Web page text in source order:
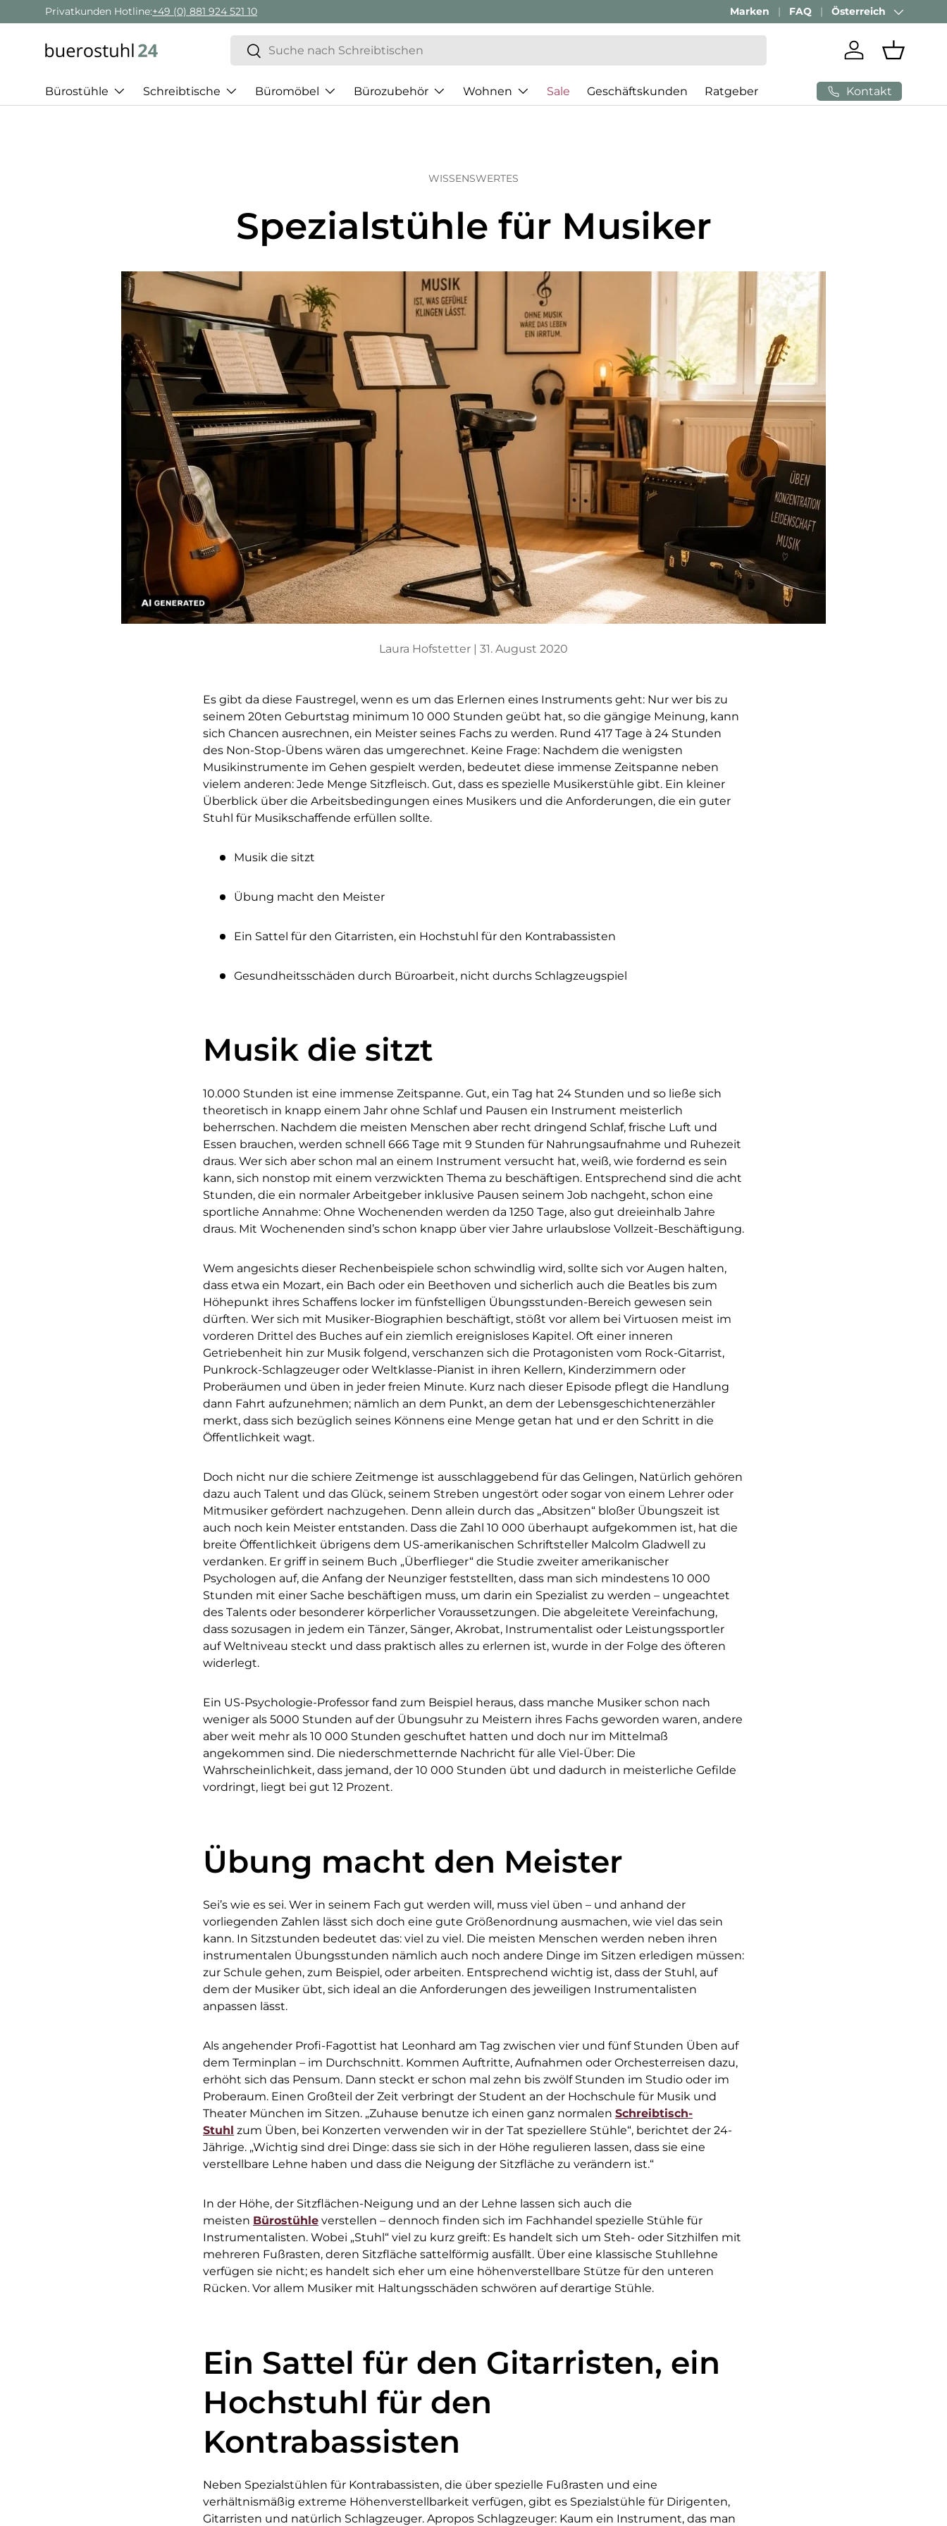
Direkt zum Inhalt
Privatkunden Hotline:+49 (0) 881 924 521 10 Marken FAQ Land/Region
Österreich
Suchen
Suchen
Einloggen
Bürostühle Schreibtische Büromöbel Bürozubehör Wohnen Sale Geschäftskunden Ratgeber Kontakt
WISSENSWERTES
Spezialstühle für Musiker
Laura Hofstetter | 31. August 2020
Es gibt da diese Faustregel, wenn es um das Erlernen eines Instruments geht: Nur wer bis zu
seinem 20ten Geburtstag minimum 10 000 Stunden geübt hat, so die gängige Meinung, kann
sich Chancen ausrechnen, ein Meister seines Fachs zu werden. Rund 417 Tage à 24 Stunden
des Non-Stop-Übens wären das umgerechnet. Keine Frage: Nachdem die wenigsten
Musikinstrumente im Gehen gespielt werden, bedeutet diese immense Zeitspanne neben
vielem anderen: Jede Menge Sitzfleisch. Gut, dass es spezielle Musikerstühle gibt. Ein kleiner
Überblick über die Arbeitsbedingungen eines Musikers und die Anforderungen, die ein guter
Stuhl für Musikschaffende erfüllen sollte.
Musik die sitzt
Übung macht den Meister
Ein Sattel für den Gitarristen, ein Hochstuhl für den Kontrabassisten
Gesundheitsschäden durch Büroarbeit, nicht durchs Schlagzeugspiel
Musik die sitzt
10.000 Stunden ist eine immense Zeitspanne. Gut, ein Tag hat 24 Stunden und so ließe sich
theoretisch in knapp einem Jahr ohne Schlaf und Pausen ein Instrument meisterlich
beherrschen. Nachdem die meisten Menschen aber recht dringend Schlaf, frische Luft und
Essen brauchen, werden schnell 666 Tage mit 9 Stunden für Nahrungsaufnahme und Ruhezeit
draus. Wer sich aber schon mal an einem Instrument versucht hat, weiß, wie fordernd es sein
kann, sich nonstop mit einem verzwickten Thema zu beschäftigen. Entsprechend sind die acht
Stunden, die ein normaler Arbeitgeber inklusive Pausen seinem Job nachgeht, schon eine
sportliche Annahme: Ohne Wochenenden werden da 1250 Tage, also gut dreieinhalb Jahre
draus. Mit Wochenenden sind’s schon knapp über vier Jahre urlaubslose Vollzeit-Beschäftigung.
Wem angesichts dieser Rechenbeispiele schon schwindlig wird, sollte sich vor Augen halten,
dass etwa ein Mozart, ein Bach oder ein Beethoven und sicherlich auch die Beatles bis zum
Höhepunkt ihres Schaffens locker im fünfstelligen Übungsstunden-Bereich gewesen sein
dürften. Wer sich mit Musiker-Biographien beschäftigt, stößt vor allem bei Virtuosen meist im
vorderen Drittel des Buches auf ein ziemlich ereignisloses Kapitel. Oft einer inneren
Getriebenheit hin zur Musik folgend, verschanzen sich die Protagonisten vom Rock-Gitarrist,
Punkrock-Schlagzeuger oder Weltklasse-Pianist in ihren Kellern, Kinderzimmern oder
Proberäumen und üben in jeder freien Minute. Kurz nach dieser Episode pflegt die Handlung
dann Fahrt aufzunehmen; nämlich an dem Punkt, an dem der Lebensgeschichtenerzähler
merkt, dass sich bezüglich seines Könnens eine Menge getan hat und er den Schritt in die
Öffentlichkeit wagt.
Doch nicht nur die schiere Zeitmenge ist ausschlaggebend für das Gelingen, Natürlich gehören
dazu auch Talent und das Glück, seinem Streben ungestört oder sogar von einem Lehrer oder
Mitmusiker gefördert nachzugehen. Denn allein durch das „Absitzen“ bloßer Übungszeit ist
auch noch kein Meister entstanden. Dass die Zahl 10 000 überhaupt aufgekommen ist, hat die
breite Öffentlichkeit übrigens dem US-amerikanischen Schriftsteller Malcolm Gladwell zu
verdanken. Er griff in seinem Buch „Überflieger“ die Studie zweiter amerikanischer
Psychologen auf, die Anfang der Neunziger feststellten, dass man sich mindestens 10 000
Stunden mit einer Sache beschäftigen muss, um darin ein Spezialist zu werden – ungeachtet
des Talents oder besonderer körperlicher Voraussetzungen. Die abgeleitete Vereinfachung,
dass sozusagen in jedem ein Tänzer, Sänger, Akrobat, Instrumentalist oder Leistungssportler
auf Weltniveau steckt und dass praktisch alles zu erlernen ist, wurde in der Folge des öfteren
widerlegt.
Ein US-Psychologie-Professor fand zum Beispiel heraus, dass manche Musiker schon nach
weniger als 5000 Stunden auf der Übungsuhr zu Meistern ihres Fachs geworden waren, andere
aber weit mehr als 10 000 Stunden geschuftet hatten und doch nur im Mittelmaß
angekommen sind. Die niederschmetternde Nachricht für alle Viel-Über: Die
Wahrscheinlichkeit, dass jemand, der 10 000 Stunden übt und dadurch in meisterliche Gefilde
vordringt, liegt bei gut 12 Prozent.
Übung macht den Meister
Sei’s wie es sei. Wer in seinem Fach gut werden will, muss viel üben – und anhand der
vorliegenden Zahlen lässt sich doch eine gute Größenordnung ausmachen, wie viel das sein
kann. In Sitzstunden bedeutet das: viel zu viel. Die meisten Menschen werden neben ihren
instrumentalen Übungsstunden nämlich auch noch andere Dinge im Sitzen erledigen müssen:
zur Schule gehen, zum Beispiel, oder arbeiten. Entsprechend wichtig ist, dass der Stuhl, auf
dem der Musiker übt, sich ideal an die Anforderungen des jeweiligen Instrumentalisten
anpassen lässt.
Als angehender Profi-Fagottist hat Leonhard am Tag zwischen vier und fünf Stunden Üben auf
dem Terminplan – im Durchschnitt. Kommen Auftritte, Aufnahmen oder Orchesterreisen dazu,
erhöht sich das Pensum. Dann steckt er schon mal zehn bis zwölf Stunden im Studio oder im
Proberaum. Einen Großteil der Zeit verbringt der Student an der Hochschule für Musik und
Theater München im Sitzen. „Zuhause benutze ich einen ganz normalen Schreibtisch-
Stuhl zum Üben, bei Konzerten verwenden wir in der Tat speziellere Stühle“, berichtet der 24-
Jährige. „Wichtig sind drei Dinge: dass sie sich in der Höhe regulieren lassen, dass sie eine
verstellbare Lehne haben und dass die Neigung der Sitzfläche zu verändern ist.“
In der Höhe, der Sitzflächen-Neigung und an der Lehne lassen sich auch die
meisten Bürostühle verstellen – dennoch finden sich im Fachhandel spezielle Stühle für
Instrumentalisten. Wobei „Stuhl“ viel zu kurz greift: Es handelt sich um Steh- oder Sitzhilfen mit
mehreren Fußrasten, deren Sitzfläche sattelförmig ausfällt. Über eine klassische Stuhllehne
verfügen sie nicht; es handelt sich eher um eine höhenverstellbare Stütze für den unteren
Rücken. Vor allem Musiker mit Haltungsschäden schwören auf derartige Stühle.
Ein Sattel für den Gitarristen, ein
Hochstuhl für den
Kontrabassisten
Neben Spezialstühlen für Kontrabassisten, die über spezielle Fußrasten und eine
verhältnismäßig extreme Höhenverstellbarkeit verfügen, gibt es Spezialstühle für Dirigenten,
Gitarristen und natürlich Schlagzeuger. Apropos Schlagzeuger: Kaum ein Instrument, das man